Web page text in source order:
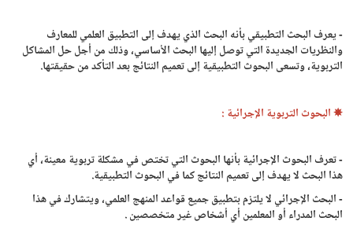
- يعرف البحث التطبيقي بأنه البحث الذي يهدف إلى التطبيق العلمي للمعارف
والنظريات الجديدة التي توصل إليها البحث الأساسي، وذلك من أجل حل المشاكل
التربوية، وتسعى البحوث التطبيقية إلى تعميم النتائج بعد التأكد من حقيقتها.
✵ البحوث التربوية الإجرائية :
- تعرف البحوث الإجرائية بأنها البحوث التي تختص في مشكلة تربوية معينة، أي
هذا البحث لا يهدف إلى تعميم النتائج كما في البحوث التطبيقية.
- البحث الإجرائي لا يلتزم بتطبيق جميع قواعد المنهج العلمي، ويتشارك في هذا
البحث المدراء أو المعلمين أي أشخاص غير متخصصين .